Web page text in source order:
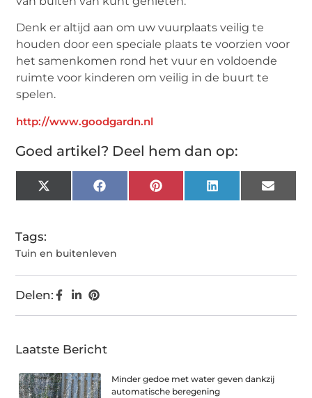
Denk er altijd aan om uw vuurplaats veilig te
houden door een speciale plaats te voorzien voor
het samenkomen rond het vuur en voldoende
ruimte voor kinderen om veilig in de buurt te
spelen.
http://www.goodgardn.nl
Goed artikel? Deel hem dan op:
X
(Twitter)
FacebookPinterest LinkedIn Email
Tags:
Tuin en buitenleven
Delen:
Laatste Bericht
Minder gedoe met water geven dankzij
automatische beregening